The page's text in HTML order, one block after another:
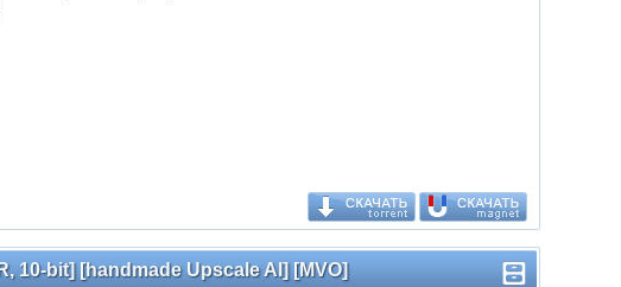
10-bit] [handmade Upscale AI] [MVO]